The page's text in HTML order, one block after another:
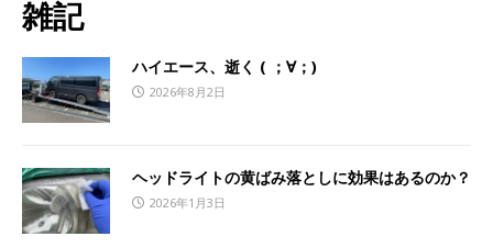
雑記
ハイエース、逝く ( ；∀；)
2026年8月2日
ヘッドライトの黄ばみ落としに効果はあるのか？
2026年1月3日